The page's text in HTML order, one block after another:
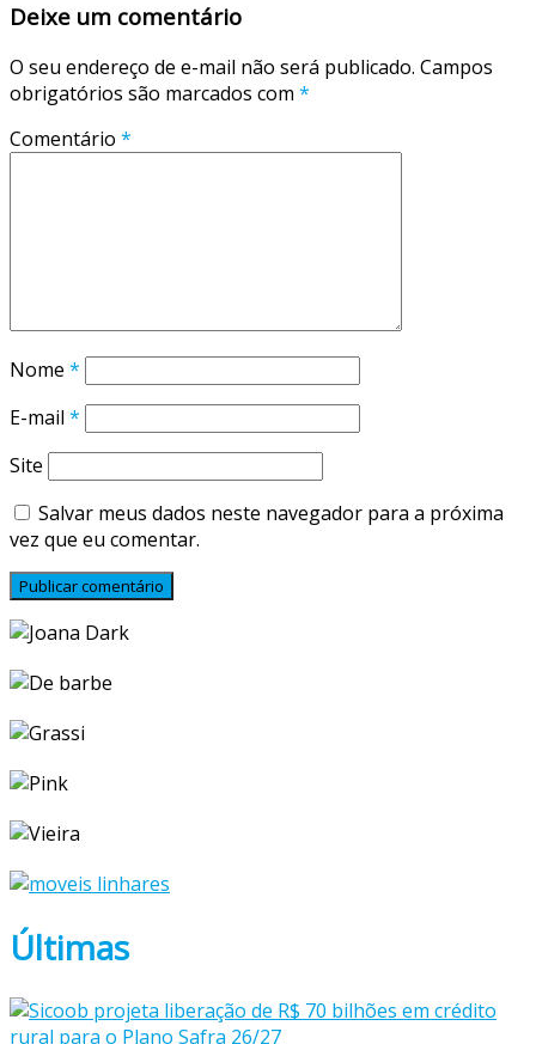
Deixe um comentário
O seu endereço de e-mail não será publicado. Campos
obrigatórios são marcados com *
Comentário *
Nome *
E-mail *
Site
Salvar meus dados neste navegador para a próxima
vez que eu comentar.
Últimas